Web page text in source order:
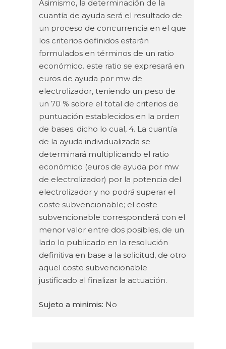
Asimismo, la determinación de la
cuantía de ayuda será el resultado de
un proceso de concurrencia en el que
los criterios definidos estarán
formulados en términos de un ratio
económico. este ratio se expresará en
euros de ayuda por mw de
electrolizador, teniendo un peso de
un 70 % sobre el total de criterios de
puntuación establecidos en la orden
de bases. dicho lo cual, 4. La cuantía
de la ayuda individualizada se
determinará multiplicando el ratio
económico (euros de ayuda por mw
de electrolizador) por la potencia del
electrolizador y no podrá superar el
coste subvencionable; el coste
subvencionable corresponderá con el
menor valor entre dos posibles, de un
lado lo publicado en la resolución
definitiva en base a la solicitud, de otro
aquel coste subvencionable
justificado al finalizar la actuación.
Sujeto a minimis: No